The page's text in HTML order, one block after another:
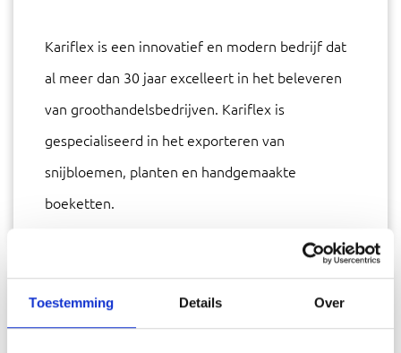
Toestemming Details Over
Kariflex is een innovatief en modern bedrijf dat
al meer dan 30 jaar excelleert in het beleveren
van groothandelsbedrijven. Kariflex is
gespecialiseerd in het exporteren van
snijbloemen, planten en handgemaakte
boeketten.
DEEL DEZE PAGINA